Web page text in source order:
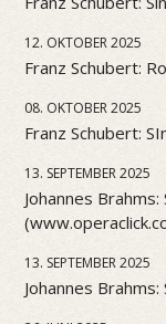
12. OKTOBER 2025
Franz Schubert:
08. OKTOBER 2025
Franz Schubert:
13. SEPTEMBER 2025
Johannes
13. SEPTEMBER 2025
Johannes